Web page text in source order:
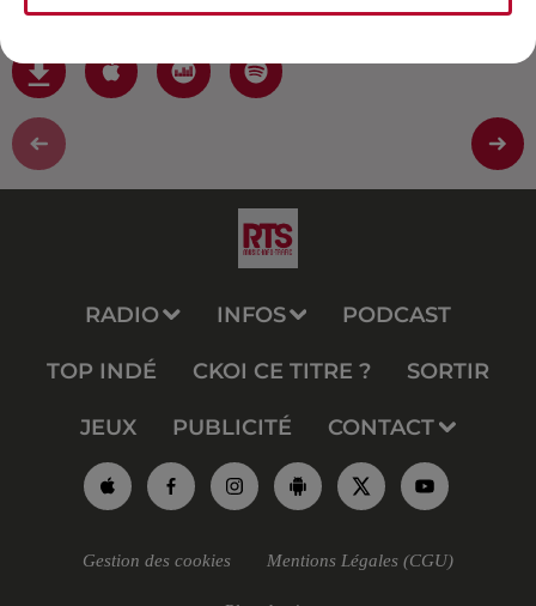
RADIO INFOS PODCAST
TOP INDÉ CKOI CE TITRE ? SORTIR
JEUX PUBLICITÉ CONTACT
Gestion des cookies Mentions Légales (CGU)